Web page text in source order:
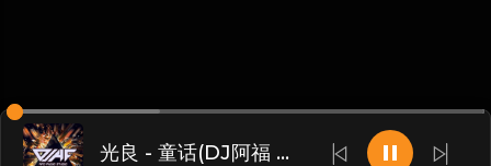
光良 - 童话(DJ阿福 ProgHouse Mix)